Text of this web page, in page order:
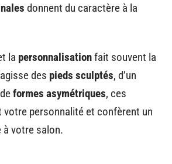
donnent du caractère à la
la personnalisationfait souvent la
des pieds sculptés, d’un
formes asymétriques, ces
personnalité et confèrent un
à votre salon.